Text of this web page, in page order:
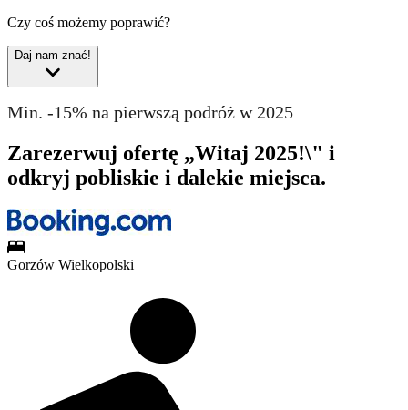
Czy coś możemy poprawić?
Daj nam znać!
Min. -15% na pierwszą podróż w 2025
Zarezerwuj ofertę „Witaj 2025!\" i
odkryj pobliskie i dalekie miejsca.
Gorzów Wielkopolski